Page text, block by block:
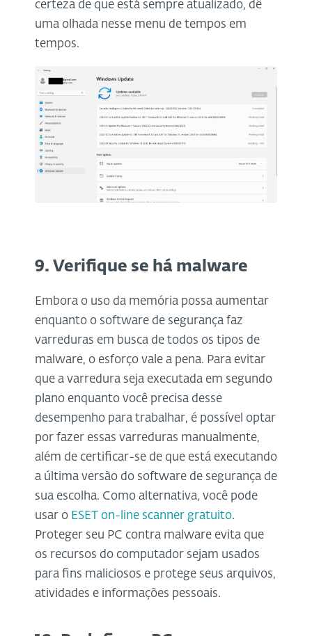
certeza de que está sempre atualizado, dê
uma olhada nesse menu de tempos em
tempos.
9. Verifique se há malware
Embora o uso da memória possa aumentar
enquanto o software de segurança faz
varreduras em busca de todos os tipos de
malware, o esforço vale a pena. Para evitar
que a varredura seja executada em segundo
plano enquanto você precisa desse
desempenho para trabalhar, é possível optar
por fazer essas varreduras manualmente,
além de certificar-se de que está executando
a última versão do software de segurança de
sua escolha. Como alternativa, você pode
usar o ESET on-line scanner gratuito.
Proteger seu PC contra malware evita que
os recursos do computador sejam usados
para fins maliciosos e protege seus arquivos,
atividades e informações pessoais.